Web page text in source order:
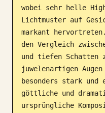
wobei sehr helle
Lichtmuster auf
markant
den Vergleich
und tiefen Schatten
juwelenartigen
besonders stark und
göttliche und
ursprüngliche